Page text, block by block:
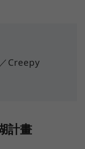
Creepy
計畫